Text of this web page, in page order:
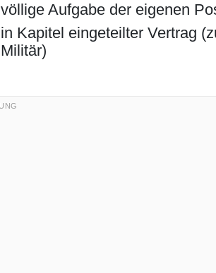
völlige Aufgabe der eigenen
in Kapitel eingeteilter Vertrag
Militär)